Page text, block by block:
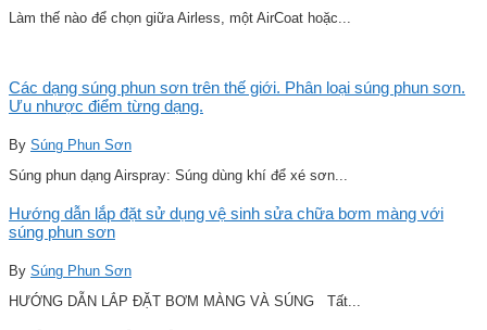
Làm thế nào để chọn giữa Airless, một AirCoat hoặc...
Các dạng súng phun sơn trên thế giới. Phân loại súng phun sơn.
Ưu nhược điểm từng dạng.
By Súng Phun Sơn
Súng phun dạng Airspray: Súng dùng khí để xé sơn...
Hướng dẫn lắp đặt sử dụng vệ sinh sửa chữa bơm màng với
súng phun sơn
By Súng Phun Sơn
HƯỚNG DẪN LẮP ĐẶT BƠM MÀNG VÀ SÚNG Tất...